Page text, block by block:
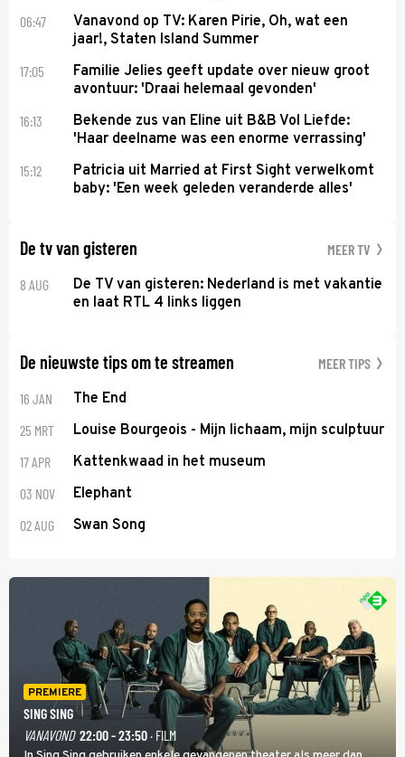
06:47
Vanavond op TV: Karen Pirie, Oh, wat een
jaar!, Staten Island Summer
17:05
Familie Jelies geeft update over nieuw groot
avontuur: 'Draai helemaal gevonden'
16:13
Bekende zus van Eline uit B&B Vol Liefde:
'Haar deelname was een enorme verrassing'
15:12
Patricia uit Married at First Sight verwelkomt
baby: 'Een week geleden veranderde alles'
De tv van gisteren MEER TV
8 AUG
De TV van gisteren: Nederland is met vakantie
en laat RTL 4 links liggen
De nieuwste tips om te streamen MEER TIPS
16 JAN The End
25 MRT Louise Bourgeois - Mijn lichaam, mijn sculptuur
17 APR Kattenkwaad in het museum
03 NOV Elephant
02 AUG Swan Song
PREMIERE
SING SING
VANAVOND 22:00 - 23:50· FILM